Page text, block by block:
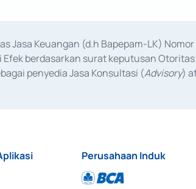
Jasa Keuangan (d.h Bapepam-LK) Nomor
Efek berdasarkan surat keputusan
penyedia Jasa Konsultasi (Advisory)
Perusahaan Induk